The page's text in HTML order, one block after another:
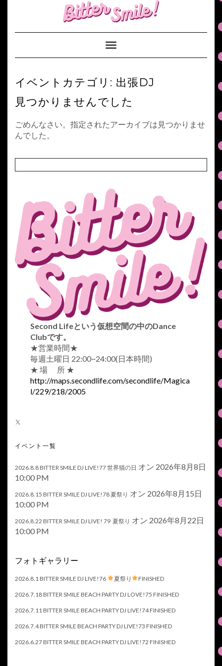
Toggle Navigation
イベントカテゴリ: 出張DJ
見つかりませんでした
ごめんなさい。指定されたアーカイブは見つかりませ
んでした。
Second Lifeという仮想空間の中のDance
Clubです。
★営業時間★
毎週土曜日 22:00~24:00(日本時間)
★ 場 所 ★
http://maps.secondlife.com/secondlife/Magica
l/229/218/2005
X
イベント一覧
2026.8.8 BITTER SMILE DJ LIVE!77 世界猫の日 オン 2026年8月8日
10:00 PM
2026.8.15 BITTER SMILE DJ LIVE!78 夏祭り オン 2026年8月15日
10:00 PM
2026.8.22 BITTER SMILE DJ LIVE! 79 夏祭り オン 2026年8月22日
10:00 PM
フォトギャラリー
2026.8.1 BITTER SMILE DJ LIVE!76 夏祭り FINISHED
2026.7.18 BITTER SMILE BEACH PARTY DJ LOVE!75 FINISHED
2026.7.11 BITTER SMILE BEACH PARTY DJ LIVE!74 FINISHED
2026.7.4 BITTER SMILE BEACH PARTY DJ LIVE!73 FINISHED
2026.6.27 BITTER SMILE BEACH PARTY DJ LIVE!72 FINISHED